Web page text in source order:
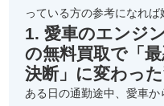
っている方の参考になれば
1. 愛車のエンジ
の無料買取で「
決断」に変わっ
ある日の通勤途中、愛車か